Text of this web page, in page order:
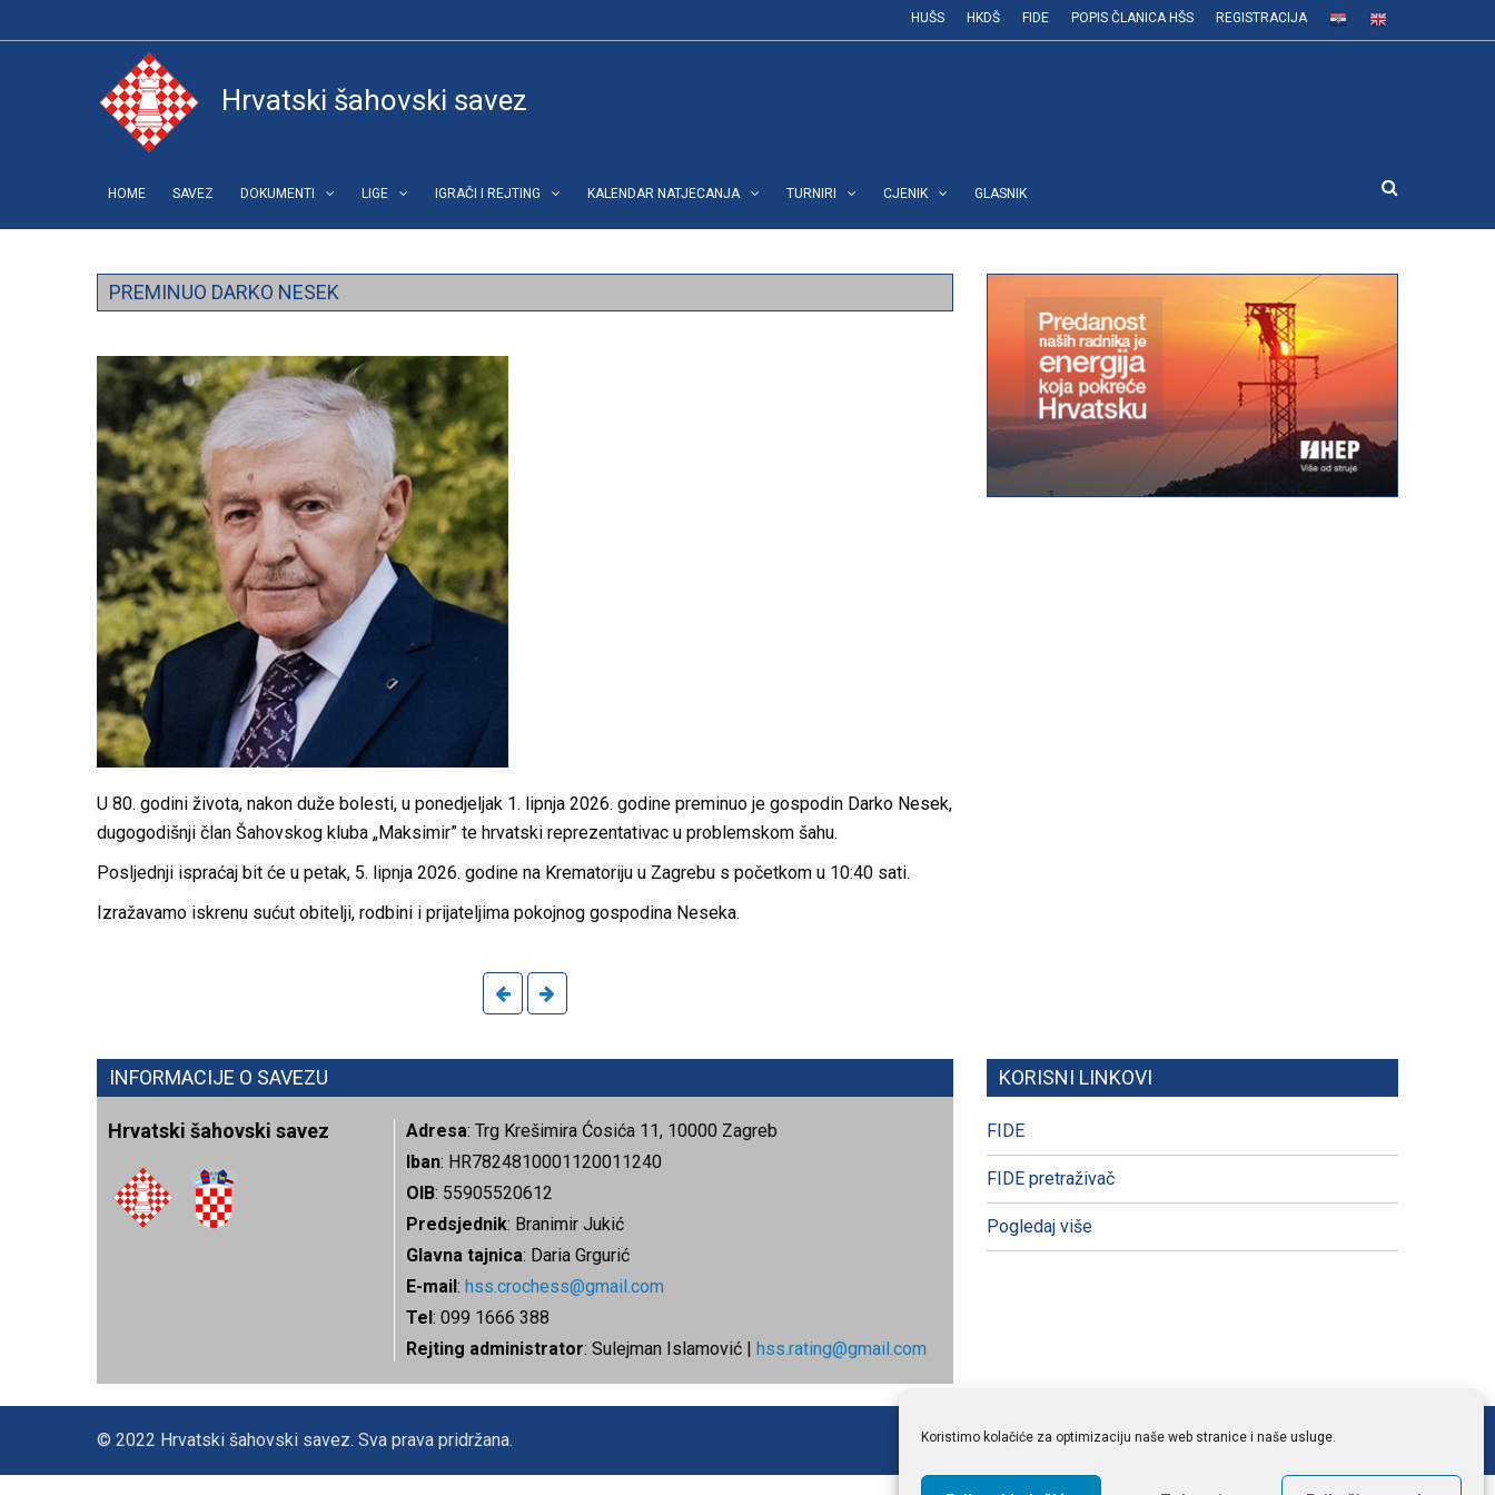
Koristimo kolačiće za optimizaciju naše web stranice i naše usluge.
HUŠS HKDŠ FIDE POPIS ČLANICA HŠS REGISTRACIJA
Hrvatski šahovski savez
HOME SAVEZ DOKUMENTI LIGE IGRAČI I REJTING KALENDAR NATJECANJA TURNIRI CJENIK GLASNIK
PREMINUO DARKO NESEK
U 80. godini života, nakon duže bolesti, u ponedjeljak 1. lipnja 2026. godine preminuo je gospodin Darko Nesek,
dugogodišnji član Šahovskog kluba „Maksimir” te hrvatski reprezentativac u problemskom šahu.
Posljednji ispraćaj bit će u petak, 5. lipnja 2026. godine na Krematoriju u Zagrebu s početkom u 10:40 sati.
Izražavamo iskrenu sućut obitelji, rodbini i prijateljima pokojnog gospodina Neseka.
INFORMACIJE O SAVEZU
Hrvatski šahovski savez Adresa: Trg Krešimira Ćosića 11, 10000 Zagreb
Iban: HR7824810001120011240
OIB: 55905520612
Predsjednik: Branimir Jukić
Glavna tajnica: Daria Grgurić
E-mail: hss.crochess@gmail.com
Tel: 099 1666 388
Rejting administrator: Sulejman Islamović | hss.rating@gmail.com
KORISNI LINKOVI
FIDE
FIDE pretraživač
Pogledaj više
© 2022 Hrvatski šahovski savez. Sva prava pridržana.